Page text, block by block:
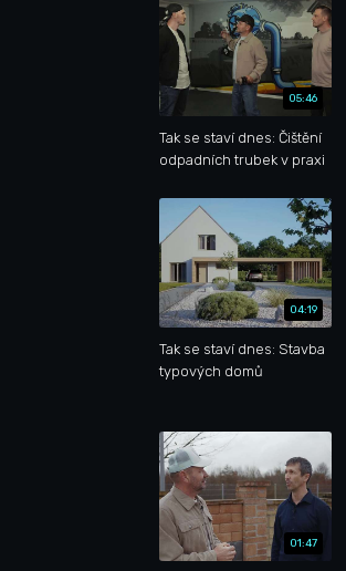
05:46
Tak se staví dnes: Čištění
odpadních trubek v praxi
04:19
Tak se staví dnes: Stavba
typových domů
01:47